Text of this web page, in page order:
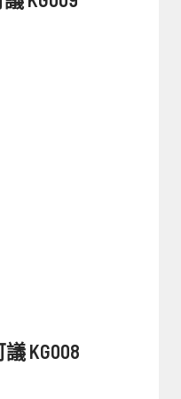
KG008